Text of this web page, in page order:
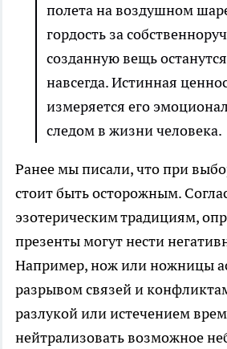
полета на воздушном
гордость за
созданную вещь
навсегда. Истинная
измеряется его
следом в жизни человека.
Ранее мы писали, что при
стоит быть осторожным.
эзотерическим традициям,
презенты могут нести
Например, нож или ножницы
разрывом связей и
разлукой или истечением
нейтрализовать возможное